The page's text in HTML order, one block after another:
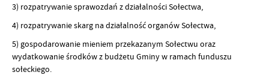
3) rozpatrywanie sprawozdań z działalności Sołectwa,
4) rozpatrywanie skarg na działalność organów Sołectwa,
5) gospodarowanie mieniem przekazanym Sołectwu oraz
wydatkowanie środków z budżetu Gminy w ramach funduszu
sołeckiego.